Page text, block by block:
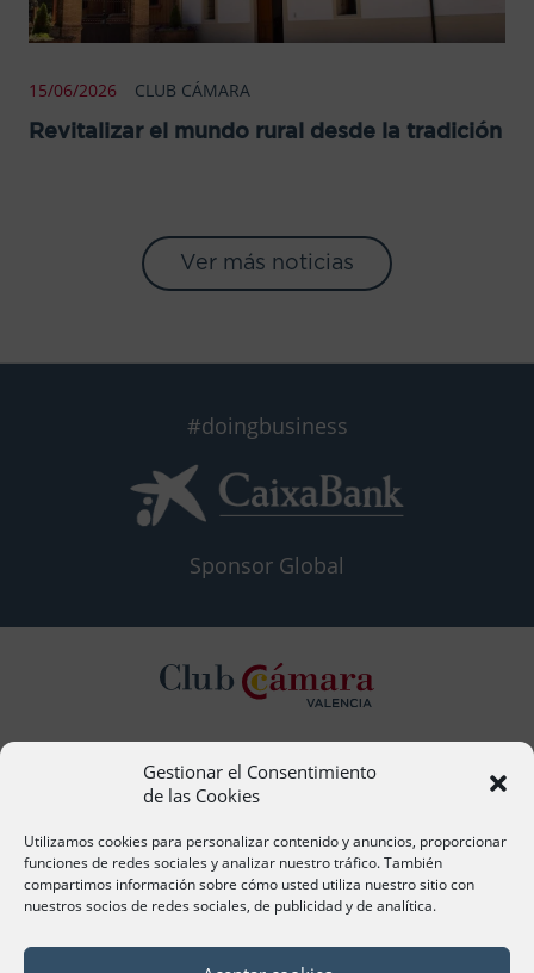
Gestionar el Consentimiento
de las Cookies
Utilizamos cookies para personalizar contenido y anuncios, proporcionar
funciones de redes sociales y analizar nuestro tráfico. También
compartimos información sobre cómo usted utiliza nuestro sitio con
nuestros socios de redes sociales, de publicidad y de analítica.
15/06/2026 CLUB CÁMARA
Revitalizar el mundo rural desde la tradición
Ver más noticias
#doingbusiness
Sponsor Global
Contacto
acervera@camaravalencia.com
961 366 212
Síguenos